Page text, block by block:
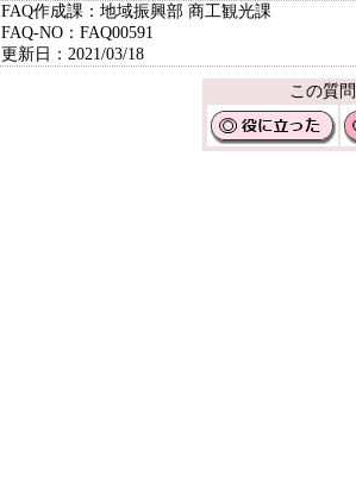
FAQ作成課：地域振興部 商工観光課
FAQ-NO：FAQ00591
更新日：2021/03/18
この質